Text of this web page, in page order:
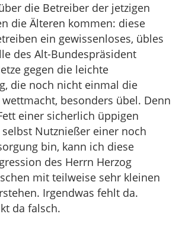
die Betreiber der jetzigen
die Älteren kommen: diese
ein gewissenloses, übles
des Alt-Bundespräsident
gegen die leichte
die noch nicht einmal die
besonders übel. Denn
einer sicherlich üppigen
Nutznießer einer noch
bin, kann ich diese
des Herrn Herzog
mit teilweise sehr kleinen
Irgendwas fehlt da.
da falsch.